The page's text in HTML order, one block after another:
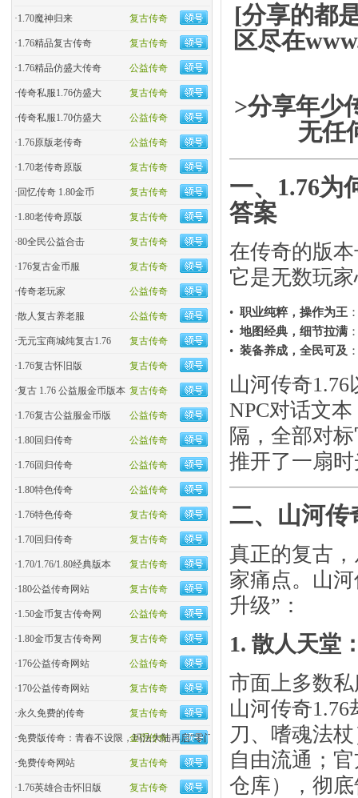
复古传奇
·1.70魔神归来
复古传奇
·1.76精品复古传奇
公益传奇
·1.76精品仿盛大传奇
复古传奇
·传奇私服1.76仿盛大
公益传奇
·传奇私服1.70仿盛大
公益传奇
·1.76原版老传奇
复古传奇
·1.70老传奇原版
复古传奇
· 回忆传奇 1.80金币
复古传奇
·1.80老传奇原版
复古传奇
·80全民公益合击
复古传奇
·176复古金币服
公益传奇
·传奇老玩家
公益传奇
·散人复古养老服
复古传奇
·无元宝商城纯复古1.76
复古传奇
·1.76复古怀旧版
复古传奇
·复古 1.76 公益服金币版本
公益传奇
·1.76复古公益服金币版
公益传奇
·1.80回归传奇
公益传奇
·1.76回归传奇
公益传奇
·1.80特色传奇
复古传奇
·1.76特色传奇
复古传奇
·1.70回归传奇
复古传奇
·1.70/1.76/1.80经典版本
复古传奇
·180公益传奇网站
公益传奇
·1.50金币复古传奇网
复古传奇
·1.80金币复古传奇网
公益传奇
·176公益传奇网站
复古传奇
·170公益传奇网站
复古传奇
·永久免费的传奇
金币传奇
·免费版传奇：青春不设限，玛法大陆再启“零门槛”热血
复古传奇
·免费传奇网站
复古传奇
·1.76英雄合击怀旧版
[分享的都
区尽在
>分享年少
无任
一、1.76为
答案
在传奇的版
它是无数玩
• 职业纯粹，操作为王
• 地图经典，细节拉满
• 装备养成，全民可及
山河传奇
NPC对话文
隔，全部对
推开了一扇
二、山河传
真正的复古
家痛点。山
升级”：
1. ​散人天堂
市面上多数
山河传奇
刀、嗜魂法
自由流通；
仓库），彻